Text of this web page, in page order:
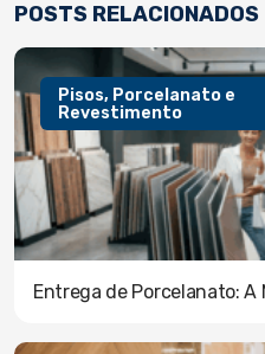
POSTS RELACIONADOS
Pisos, Porcelanato e
Revestimento
Entrega de Porcelanato: A